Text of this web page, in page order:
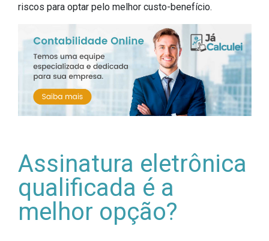
riscos para optar pelo melhor custo-benefício.
Assinatura eletrônica
qualificada é a
melhor opção?